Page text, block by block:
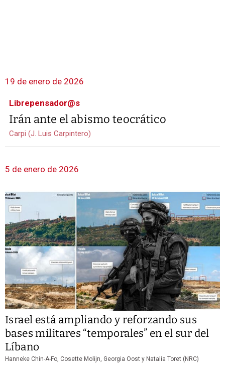
19 de enero de 2026
Librepensador@s
Irán ante el abismo teocrático
Carpi (J. Luis Carpintero)
5 de enero de 2026
Israel está ampliando y reforzando sus
bases militares “temporales” en el sur del
Líbano
Hanneke Chin-A-Fo, Cosette Molijn, Georgia Oost y Natalia Toret (NRC)